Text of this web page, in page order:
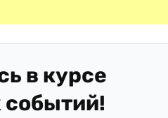
в курсе
событий!